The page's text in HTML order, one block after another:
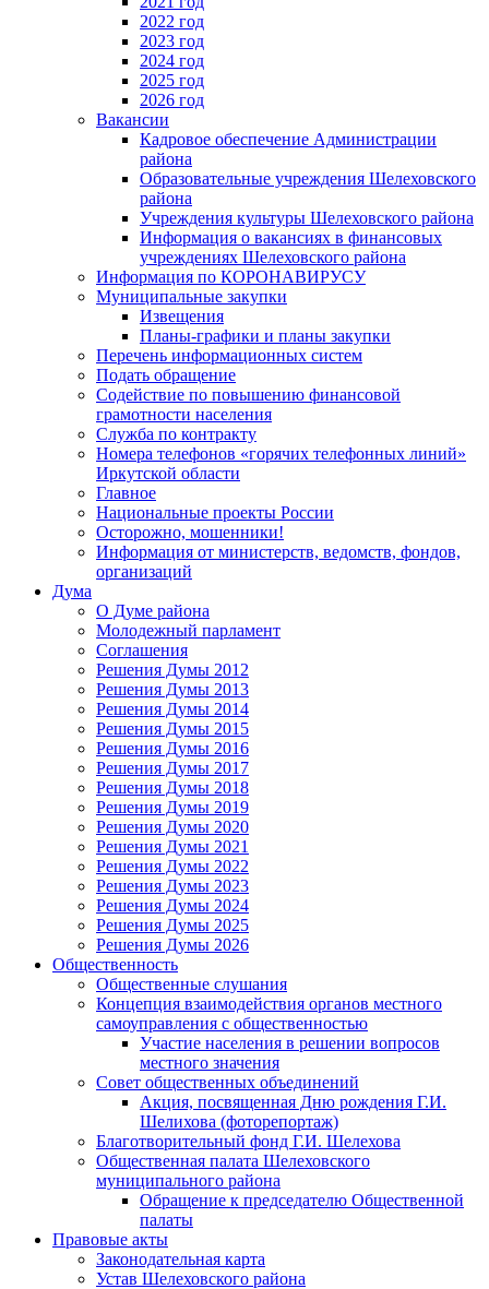
2022 год
2023 год
2024 год
2025 год
2026 год
Вакансии
Кадровое обеспечение Администрации
района
Образовательные учреждения Шелеховского
района
Учреждения культуры Шелеховского района
Информация о вакансиях в финансовых
учреждениях Шелеховского района
Информация по КОРОНАВИРУСУ
Муниципальные закупки
Извещения
Планы-графики и планы закупки
Перечень информационных систем
Подать обращение
Содействие по повышению финансовой
грамотности населения
Служба по контракту
Номера телефонов «горячих телефонных линий»
Иркутской области
Главное
Национальные проекты России
Осторожно, мошенники!
Информация от министерств, ведомств, фондов,
организаций
Дума
О Думе района
Молодежный парламент
Соглашения
Решения Думы 2012
Решения Думы 2013
Решения Думы 2014
Решения Думы 2015
Решения Думы 2016
Решения Думы 2017
Решения Думы 2018
Решения Думы 2019
Решения Думы 2020
Решения Думы 2021
Решения Думы 2022
Решения Думы 2023
Решения Думы 2024
Решения Думы 2025
Решения Думы 2026
Общественность
Общественные слушания
Концепция взаимодействия органов местного
самоуправления с общественностью
Участие населения в решении вопросов
местного значения
Совет общественных объединений
Акция, посвященная Дню рождения Г.И.
Шелихова (фоторепортаж)
Благотворительный фонд Г.И. Шелехова
Общественная палата Шелеховского
муниципального района
Обращение к председателю Общественной
палаты
Правовые акты
Законодательная карта
Устав Шелеховского района